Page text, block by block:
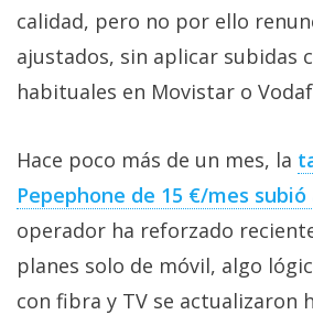
calidad, pero no por ello
ajustados, sin aplicar subidas
habituales en Movistar o
Hace poco más de un mes, la
Pepephone de 15 €/mes subió
operador ha reforzado
planes solo de móvil, algo
con fibra y TV se actualizaron